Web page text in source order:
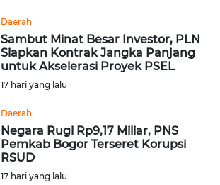
Daerah
Sambut Minat Besar Investor, PLN
Siapkan Kontrak Jangka Panjang
untuk Akselerasi Proyek PSEL
17 hari yang lalu
Daerah
Negara Rugi Rp9,17 Miliar, PNS
Pemkab Bogor Terseret Korupsi
RSUD
17 hari yang lalu